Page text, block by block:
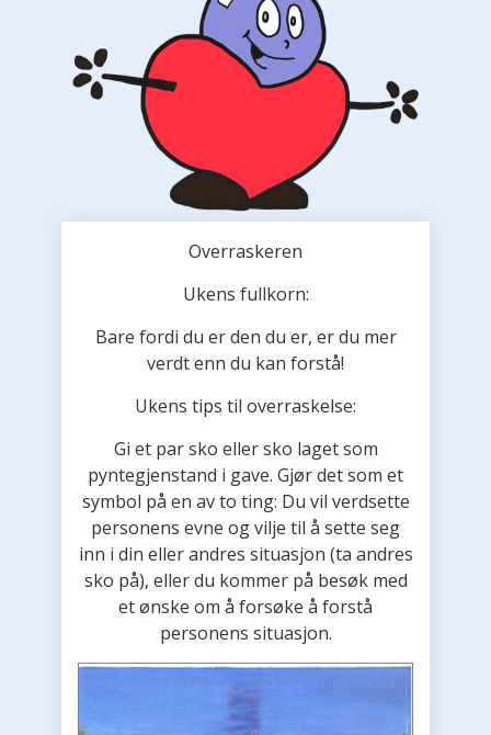
Overraskeren
Ukens fullkorn:
Bare fordi du er den du er, er du mer
verdt enn du kan forstå!
Ukens tips til overraskelse:
Gi et par sko eller sko laget som
pyntegjenstand i gave. Gjør det som et
symbol på en av to ting: Du vil verdsette
personens evne og vilje til å sette seg
inn i din eller andres situasjon (ta andres
sko på), eller du kommer på besøk med
et ønske om å forsøke å forstå
personens situasjon.